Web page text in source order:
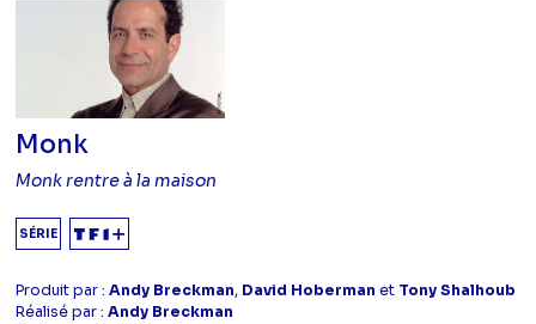
Monk
Monk rentre à la maison
SÉRIE
Produit par :Andy Breckman, David Hoberman et Tony Shalhoub
Réalisé par :Andy Breckman